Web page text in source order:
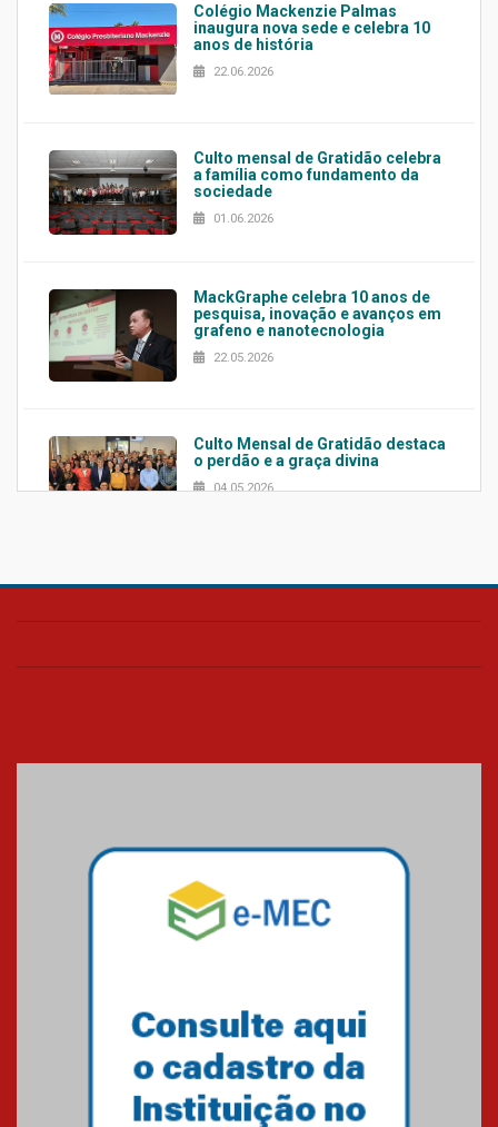
Colégio Mackenzie Palmas
inaugura nova sede e celebra 10
anos de história
22.06.2026
Culto mensal de Gratidão celebra
a família como fundamento da
sociedade
01.06.2026
MackGraphe celebra 10 anos de
pesquisa, inovação e avanços em
grafeno e nanotecnologia
22.05.2026
Culto Mensal de Gratidão destaca
o perdão e a graça divina
04.05.2026
Confira como foi o culto mensal
Mackenzie mobiliza campanha
solidária para apoiar famílias em
Minas Gerais
Primeiro culto do ano ressalta o
27.02.2026